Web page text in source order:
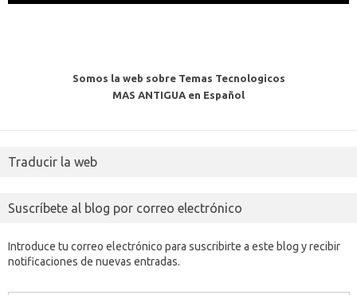
Somos la web sobre Temas Tecnologicos
MAS ANTIGUA en Español
Traducir la web
Suscríbete al blog por correo electrónico
Introduce tu correo electrónico para suscribirte a este blog y recibir
notificaciones de nuevas entradas.